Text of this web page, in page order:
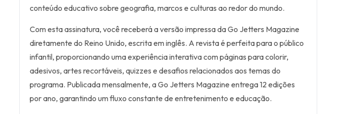
conteúdo educativo sobre geografia, marcos e culturas ao redor do mundo.
Com esta assinatura, você receberá a versão impressa da Go Jetters Magazine
diretamente do Reino Unido, escrita em inglês. A revista é perfeita para o público
infantil, proporcionando uma experiência interativa com páginas para colorir,
adesivos, artes recortáveis, quizzes e desafios relacionados aos temas do
programa. Publicada mensalmente, a Go Jetters Magazine entrega 12 edições
por ano, garantindo um fluxo constante de entretenimento e educação.